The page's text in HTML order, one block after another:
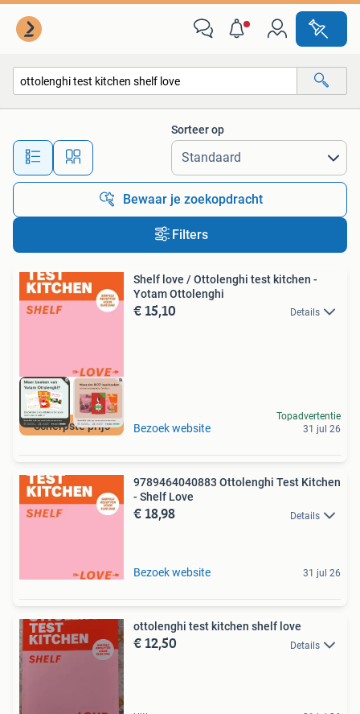
Alle afstanden…
Sorteer op
Bewaar je zoekopdracht
Filters
Scherpste prijs
Shelf love / Ottolenghi test kitchen -
Yotam Ottolenghi
€ 15,10 Details
Bezoek website
Topadvertentie
31 jul 26
9789464040883 Ottolenghi Test Kitchen
- Shelf Love
€ 18,98 Details
Bezoek website 31 jul 26
ottolenghi test kitchen shelf love
€ 12,50 Details